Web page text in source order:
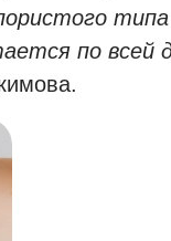
по всей